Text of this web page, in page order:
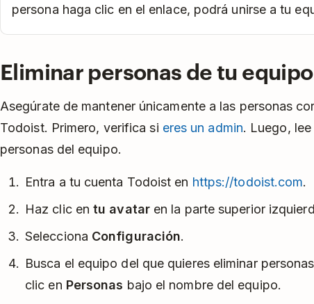
persona haga clic en el enlace, podrá unirse a tu
Eliminar personas de tu
Asegúrate de mantener únicamente a las personas
Todoist. Primero, verifica si eres un admin. Luego,
personas del equipo.
Entra a tu cuenta Todoist en https://todoist.com.
Haz clic entu avataren la parte superior
Selecciona Configuración.
Busca el equipo del que quieres eliminar
clic en Personas bajo el nombre del equipo.